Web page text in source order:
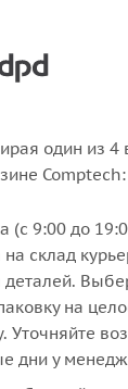
один из 4
Comptech:
(с 9:00 до
склад
на
Уточняйте
дни у